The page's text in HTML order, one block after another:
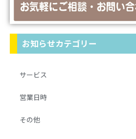
お知らせカテゴリー
サービス
営業日時
その他